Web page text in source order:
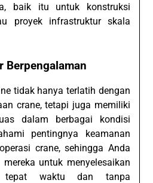
baik itu untuk konstruksi
proyek infrastruktur skala
Berpengalaman
tidak hanya terlatih dengan
crane, tetapi juga memiliki
dalam berbagai kondisi
pentingnya keamanan
crane, sehingga Anda
untuk menyelesaikan
tepat waktu dan tanpa